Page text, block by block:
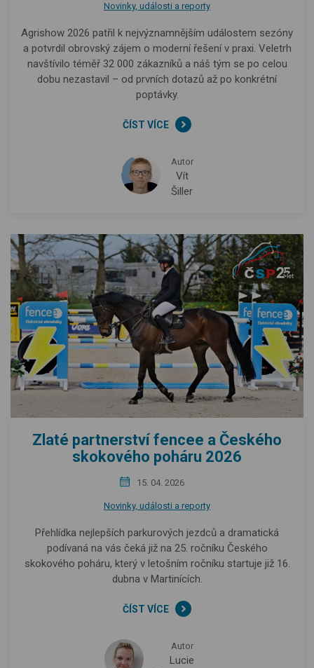
Novinky, události a reporty
Agrishow 2026 patřil k nejvýznamnějším událostem sezóny
a potvrdil obrovský zájem o moderní řešení v praxi. Veletrh
navštívilo téměř 32 000 zákazníků a náš tým se po celou
dobu nezastavil – od prvních dotazů až po konkrétní
poptávky.
ČÍST VÍCE
Autor
Vít
Šiller
Zlaté partnerství fencee a Českého
skokového poháru 2026
15. 04. 2026
Novinky, události a reporty
Přehlídka nejlepších parkurových jezdců a dramatická
podívaná na vás čeká již na 25. ročníku Českého
skokového poháru, který v letošním ročníku startuje již 16.
dubna v Martinících.
ČÍST VÍCE
Autor
Lucie